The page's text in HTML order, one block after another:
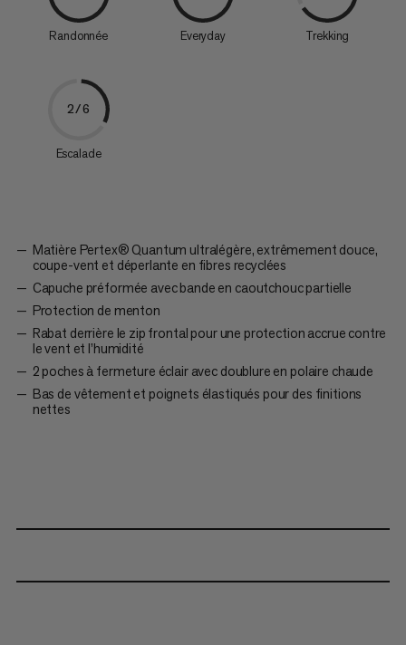
Randonnée Everyday Trekking
2/6
Escalade
Matière Pertex® Quantum ultralégère, extrêmement douce,
coupe-vent et déperlante en fibres recyclées
Capuche préformée avec bande en caoutchouc partielle
Protection de menton
Rabat derrière le zip frontal pour une protection accrue contre
le vent et l’humidité
2 poches à fermeture éclair avec doublure en polaire chaude
Bas de vêtement et poignets élastiqués pour des finitions
nettes